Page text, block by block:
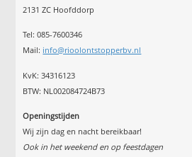
2131 ZC Hoofddorp
Tel:085-7600346
Mail: info@rioolontstopperbv.nl
KvK: 34316123
BTW: NL002084724B73
Openingstijden
Wij zijn dag en nacht bereikbaar!
Ook in het weekend en op feestdagen